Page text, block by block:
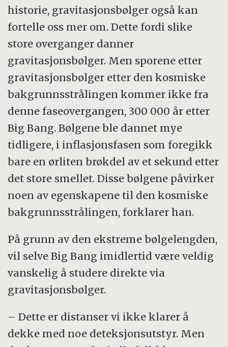
historie, gravitasjonsbølger også kan
fortelle oss mer om. Dette fordi slike
store overganger danner
gravitasjonsbølger. Men sporene etter
gravitasjonsbølger etter den kosmiske
bakgrunnsstrålingen kommer ikke fra
denne faseovergangen, 300 000 år etter
Big Bang. Bølgene ble dannet mye
tidligere, i inflasjonsfasen som foregikk
bare en ørliten brøkdel av et sekund etter
det store smellet. Disse bølgene påvirker
noen av egenskapene til den kosmiske
bakgrunnsstrålingen, forklarer han.
På grunn av den ekstreme bølgelengden,
vil selve Big Bang imidlertid være veldig
vanskelig å studere direkte via
gravitasjonsbølger.
– Dette er distanser vi ikke klarer å
dekke med noe deteksjonsutstyr. Men